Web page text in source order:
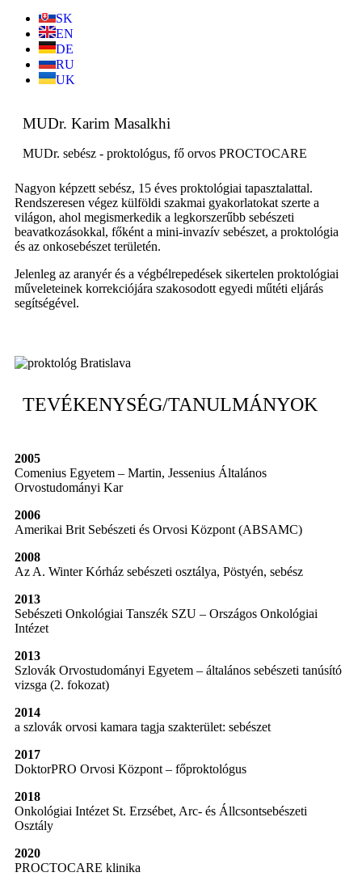
SK
EN
DE
RU
UK
MUDr. Karim Masalkhi
MUDr. sebész - proktológus, fő orvos PROCTOCARE
Nagyon képzett sebész, 15 éves proktológiai tapasztalattal.
Rendszeresen végez külföldi szakmai gyakorlatokat szerte a
világon, ahol megismerkedik a legkorszerűbb sebészeti
beavatkozásokkal, főként a mini-invazív sebészet, a proktológia
és az onkosebészet területén.
Jelenleg az aranyér és a végbélrepedések sikertelen proktológiai
műveleteinek korrekciójára szakosodott egyedi műtéti eljárás
segítségével.
TEVÉKENYSÉG/TANULMÁNYOK
2005
Comenius Egyetem – Martin, Jessenius Általános
Orvostudományi Kar
2006
Amerikai Brit Sebészeti és Orvosi Központ (ABSAMC)
2008
Az A. Winter Kórház sebészeti osztálya, Pöstyén, sebész
2013
Sebészeti Onkológiai Tanszék SZU – Országos Onkológiai
Intézet
2013
Szlovák Orvostudományi Egyetem – általános sebészeti tanúsító
vizsga (2. fokozat)
2014
a szlovák orvosi kamara tagja szakterület: sebészet
2017
DoktorPRO Orvosi Központ – főproktológus
2018
Onkológiai Intézet St. Erzsébet, Arc- és Állcsontsebészeti
Osztály
2020
PROCTOCARE klinika